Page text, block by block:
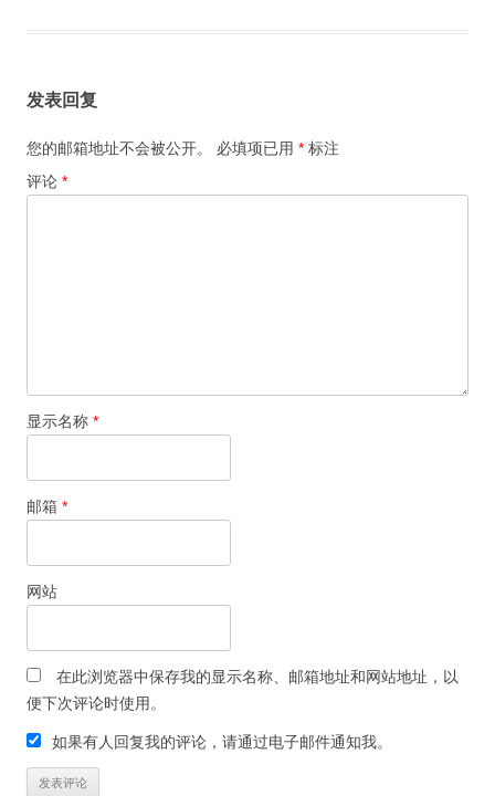
发表回复
您的邮箱地址不会被公开。 必填项已用 * 标注
评论 *
显示名称 *
邮箱 *
网站
在此浏览器中保存我的显示名称、邮箱地址和网站地址，以
便下次评论时使用。
如果有人回复我的评论，请通过电子邮件通知我。